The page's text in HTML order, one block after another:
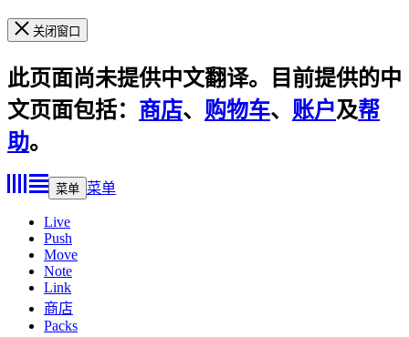
关闭窗口
此页面尚未提供中文翻译。目前提供的中
文页面包括： 商店、 购物车、 账户及帮
助。
菜单 菜单
Live
Push
Move
Note
Link
商店
Packs